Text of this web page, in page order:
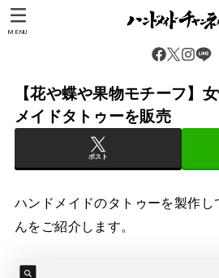
MENU
【花や蝶や果物モチーフ】
メイドタトゥーを販売
ポスト
ハンドメイドのタトゥーを製作し
んをご紹介します。